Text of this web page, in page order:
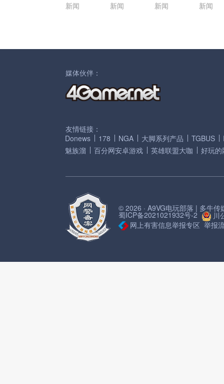
新闻 新闻 新闻 新闻
媒体伙伴：
友情链接：
Donews
178 NGA 大脚系列产品 TGBUS
魅族溜
百分网安卓游戏 英雄联盟大咖 好玩的
© 2026 · A9VG电玩部落 | 多牛传
蜀ICP备2021021932号-2
川
网上有害信息举报专区 举报